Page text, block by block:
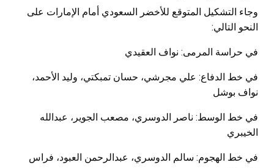
وجاء التشكيل المتوقع للأخضر السعودي أمام الإمارات على
النحو التالي:
في حراسة المرمى: نواف العقيدي
في خط الدفاع: علي مجرشي، حسان تمبكتي، وليد الأحمد،
نواف بوشل
في خط الوسط: ناصر الدوسري، مصعب الجوير، عبدالله
الخيبري
في خط الهجوم: سالم الدوسري، عبدالرحمن العبود، فراس